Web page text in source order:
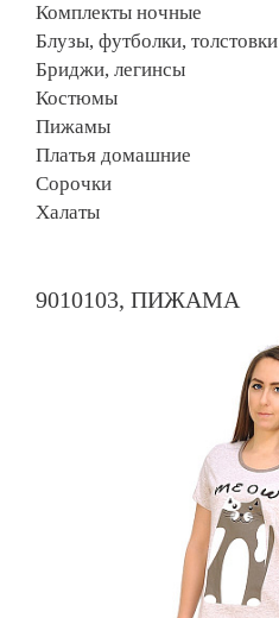
Комплекты ночные
Блузы, футболки, толстовки
Бриджи, легинсы
Костюмы
Пижамы
Платья домашние
Сорочки
Халаты
9010103, ПИЖАМА